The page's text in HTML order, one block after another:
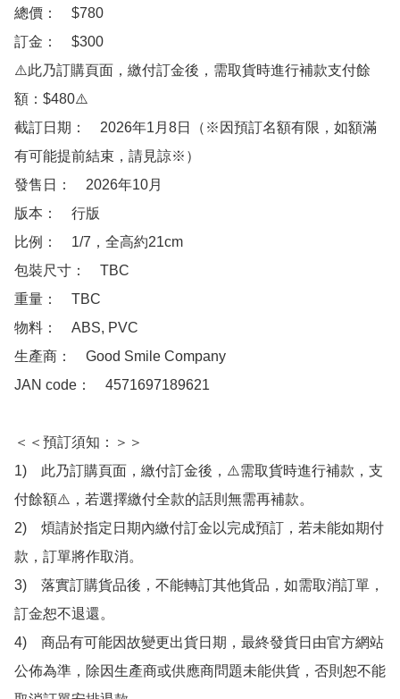
總價：　$780
訂金：　$300
⚠️此乃訂購頁面，繳付訂金後，需取貨時進行補款支付餘
額：$480⚠️
截訂日期：　2026年1月8日（※因預訂名額有限，如額滿
有可能提前結束，請見諒※）
發售日：　2026年10月
版本：　行版
比例：　1/7，全高約21cm
包裝尺寸：　TBC
重量：　TBC
物料：　ABS, PVC
生產商：　Good Smile Company
JAN code：　4571697189621
＜＜預訂須知：＞＞
1)　此乃訂購頁面，繳付訂金後，⚠️需取貨時進行補款，支
付餘額⚠️，若選擇繳付全款的話則無需再補款。
2)　煩請於指定日期內繳付訂金以完成預訂，若未能如期付
款，訂單將作取消。
3)　落實訂購貨品後，不能轉訂其他貨品，如需取消訂單，
訂金恕不退還。
4)　商品有可能因故變更出貨日期，最終發貨日由官方網站
公佈為準，除因生產商或供應商問題未能供貨，否則恕不能